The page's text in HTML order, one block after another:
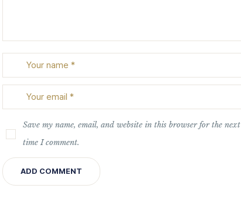
Save my name, email, and website in this browser for the next
time I comment.